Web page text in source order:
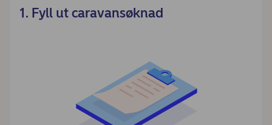
1. Fyll ut caravansøknad